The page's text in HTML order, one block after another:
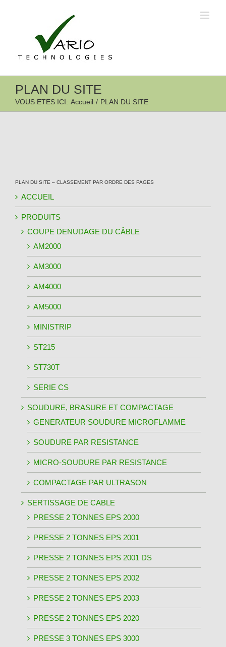
PLAN DU SITE
VOUS ETES ICI: Accueil / PLAN DU SITE
PLAN DU SITE – CLASSEMENT PAR ORDRE DES PAGES
ACCUEIL
PRODUITS
COUPE DENUDAGE DU CÂBLE
AM2000
AM3000
AM4000
AM5000
MINISTRIP
ST215
ST730T
SERIE CS
SOUDURE, BRASURE ET COMPACTAGE
GENERATEUR SOUDURE MICROFLAMME
SOUDURE PAR RESISTANCE
MICRO-SOUDURE PAR RESISTANCE
COMPACTAGE PAR ULTRASON
SERTISSAGE DE CABLE
PRESSE 2 TONNES EPS 2000
PRESSE 2 TONNES EPS 2001
PRESSE 2 TONNES EPS 2001 DS
PRESSE 2 TONNES EPS 2002
PRESSE 2 TONNES EPS 2003
PRESSE 2 TONNES EPS 2020
PRESSE 3 TONNES EPS 3000